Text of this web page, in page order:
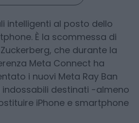
intelligenti al posto dello
È la scommessa di
che durante la
Meta Connect ha
i nuovi Meta Ray Ban
indossabili destinati -almeno
iPhone e smartphone